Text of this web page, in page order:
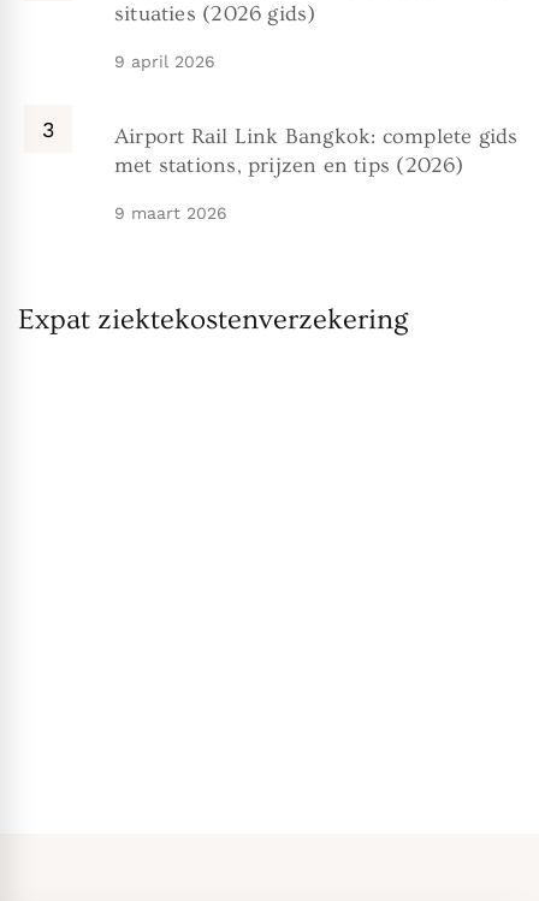
situaties (2026 gids)
9 april 2026
Airport Rail Link Bangkok: complete gids
met stations, prijzen en tips (2026)
9 maart 2026
Expat ziektekostenverzekering